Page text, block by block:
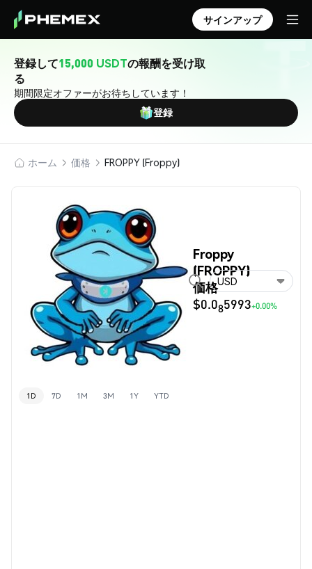
サインアップ
登録して15,000 USDTの報酬を受け取
る
期間限定オファーがお待ちしています！
登録
ホーム 価格 FROPPY (Froppy)
Froppy
(FROPPY)
価格
$0.085993+0.00%
USD
1D 7D 1M 3M 1Y YTD